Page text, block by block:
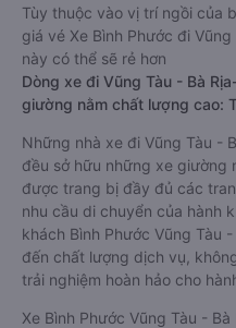
Tùy thuộc vào vị trí ngồi của
giá vé Xe Bình Phước đi
này có thể sẽ rẻ hơn
Dòng xe đi Vũng Tàu - Bà
giường nằm chất lượng cao:
Những nhà xe đi Vũng Tàu -
đều sở hữu những xe giường
được trang bị đầy đủ các
nhu cầu di chuyển của hành
khách Bình Phước Vũng Tàu
đến chất lượng dịch vụ,
trải nghiệm hoàn hảo cho
Xe Bình Phước Vũng Tàu -